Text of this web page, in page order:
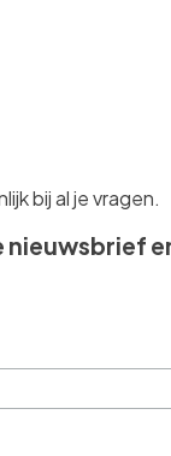
bij al je vragen.
nieuwsbrief